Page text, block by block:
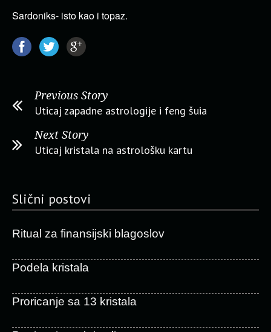
Sardoniks- isto kao i topaz.
Previous Story
Uticaj zapadne astrologije i feng šuia
Next Story
Uticaj kristala na astrološku kartu
Slični postovi
Ritual za finansijski blagoslov
Podela kristala
Proricanje sa 13 kristala